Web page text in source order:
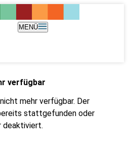
MENÜ
verfügbar
mehr verfügbar. Der
stattgefunden oder
deaktiviert.